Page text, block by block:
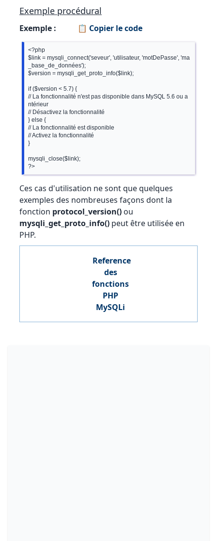
Exemple procédural
Exemple : 📋 Copier le code
<?php
$link = mysqli_connect('seveur', 'utilisateur, 'motDePasse', 'ma
_base_de_données');
$version = mysqli_get_proto_info($link);
if ($version < 5.7) {
// La fonctionnalité n'est pas disponible dans MySQL 5.6 ou a
ntérieur
// Désactivez la fonctionnalité
} else {
// La fonctionnalité est disponible
// Activez la fonctionnalité
}
mysqli_close($link);
Ces cas d'utilisation ne sont que quelques
exemples des nombreuses façons dont la
fonction protocol_version() ou
mysqli_get_proto_info() peut être utilisée en
PHP.
Reference
des
fonctions
PHP
MySQLi